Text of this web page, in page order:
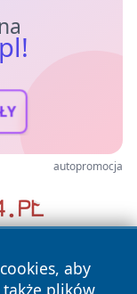
autopromocja
aby
także plików